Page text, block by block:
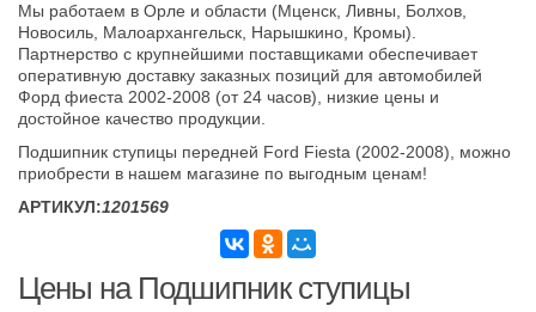
Мы работаем в Орле и области (Мценск, Ливны, Болхов,
Новосиль, Малоархангельск, Нарышкино, Кромы).
Партнерство с крупнейшими поставщиками обеспечивает
оперативную доставку заказных позиций для автомобилей
Форд фиеста 2002-2008 (от 24 часов), низкие цены и
достойное качество продукции.
Подшипник ступицы передней Ford Fiesta (2002-2008), можно
приобрести в нашем магазине по выгодным ценам!
АРТИКУЛ:1201569
Цены на Подшипник ступицы